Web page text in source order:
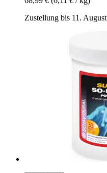
Zustellung bis 11. August